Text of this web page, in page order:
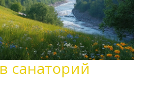
санаторий